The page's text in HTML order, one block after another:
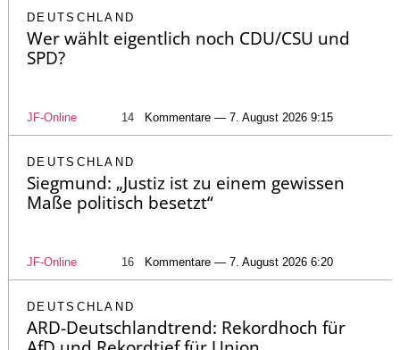
DEUTSCHLAND
Wer wählt eigentlich noch CDU/CSU und
SPD?
JF-Online 14 Kommentare — 7. August 2026 9:15
DEUTSCHLAND
Siegmund: „Justiz ist zu einem gewissen
Maße politisch besetzt“
JF-Online 16 Kommentare — 7. August 2026 6:20
DEUTSCHLAND
ARD-Deutschlandtrend: Rekordhoch für